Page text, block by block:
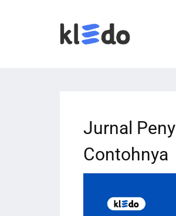
Jurnal
Contohnya